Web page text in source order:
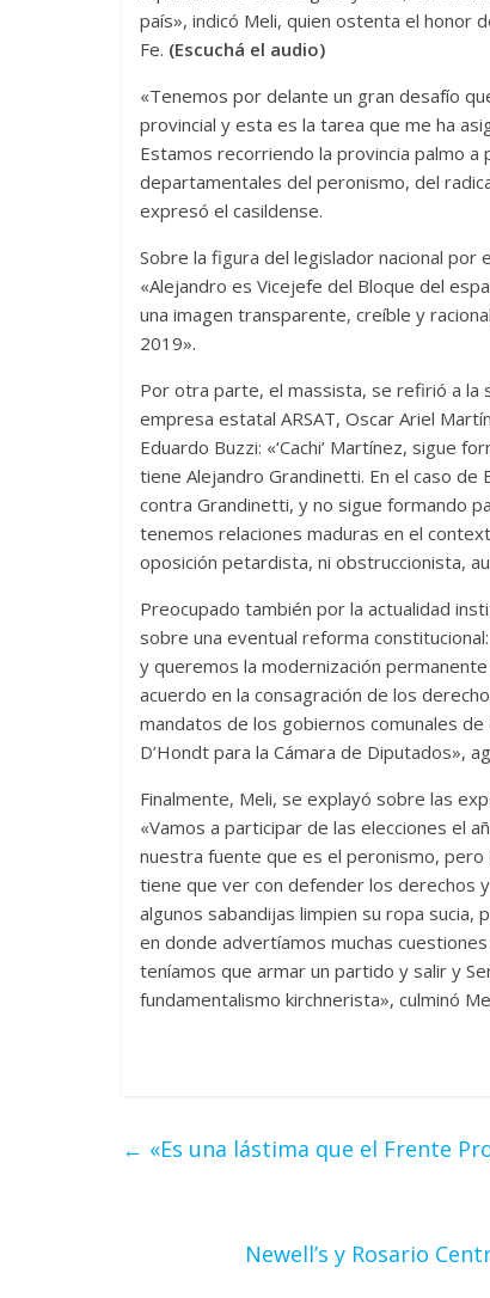
país», indicó Meli, quien ostenta el honor
Fe. (Escuchá el audio)
«Tenemos por delante un gran desafío
provincial y esta es la tarea que me ha
Estamos recorriendo la provincia palmo
departamentales del peronismo, del
expresó el casildense.
Sobre la figura del legislador nacional por
«Alejandro es Vicejefe del Bloque del
una imagen transparente, creíble y
2019».
Por otra parte, el massista, se refirió a la
empresa estatal ARSAT, Oscar Ariel
Eduardo Buzzi: «‘Cachi’ Martínez, sigue
tiene Alejandro Grandinetti. En el caso
contra Grandinetti, y no sigue formando
tenemos relaciones maduras en el
oposición petardista, ni obstruccionista,
Preocupado también por la actualidad
sobre una eventual reforma
y queremos la modernización
acuerdo en la consagración de los
mandatos de los gobiernos comunales
D’Hondt para la Cámara de Diputados»,
Finalmente, Meli, se explayó sobre las
«Vamos a participar de las elecciones el
nuestra fuente que es el peronismo,
tiene que ver con defender los derechos
algunos sabandijas limpien su ropa
en donde advertíamos muchas
teníamos que armar un partido y salir y
fundamentalismo kirchnerista», culminó
← «Es una lástima que el Frente
Newell’s y Rosario